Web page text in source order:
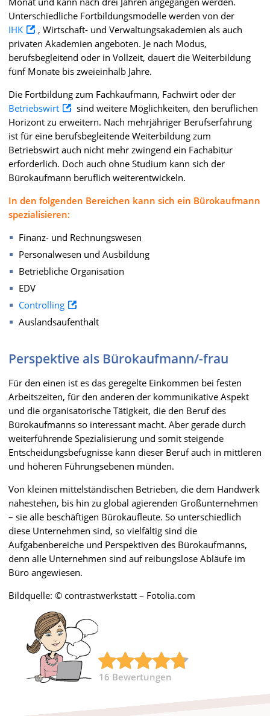
Unterschiedliche Fortbildungsmodelle werden von der
IHK
, Wirtschaft- und Verwaltungsakademien als auch
privaten Akademien angeboten. Je nach Modus,
berufsbegleitend oder in Vollzeit, dauert die Weiterbildung
fünf Monate bis zweieinhalb Jahre.
Die Fortbildung zum Fachkaufmann, Fachwirt oder der
Betriebswirt
sind weitere Möglichkeiten, den beruflichen
Horizont zu erweitern. Nach mehrjähriger Berufserfahrung
ist für eine berufsbegleitende Weiterbildung zum
Betriebswirt auch nicht mehr zwingend ein Fachabitur
erforderlich. Doch auch ohne Studium kann sich der
Bürokaufmann beruflich weiterentwickeln.
In den folgenden Bereichen kann sich ein Bürokaufmann
spezialisieren:
Finanz- und Rechnungswesen
Personalwesen und Ausbildung
Betriebliche Organisation
EDV
Controlling
Auslandsaufenthalt
Perspektive als Bürokaufmann/-frau
Für den einen ist es das geregelte Einkommen bei festen
Arbeitszeiten, für den anderen der kommunikative Aspekt
und die organisatorische Tätigkeit, die den Beruf des
Bürokaufmanns so interessant macht. Aber gerade durch
weiterführende Spezialisierung und somit steigende
Entscheidungsbefugnisse kann dieser Beruf auch in mittleren
und höheren Führungsebenen münden.
Von kleinen mittelständischen Betrieben, die dem Handwerk
nahestehen, bis hin zu global agierenden Großunternehmen
– sie alle beschäftigen Bürokaufleute. So unterschiedlich
diese Unternehmen sind, so vielfältig sind die
Aufgabenbereiche und Perspektiven des Bürokaufmanns,
denn alle Unternehmen sind auf reibungslose Abläufe im
Büro angewiesen.
Bildquelle: © contrastwerkstatt – Fotolia.com
16 Bewertungen